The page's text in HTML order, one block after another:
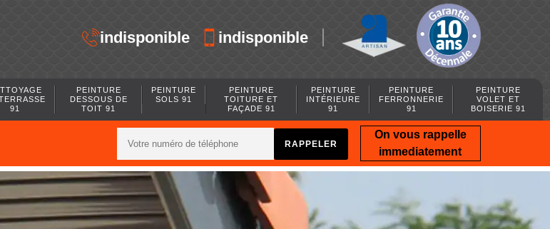
indisponible indisponible
91
PEINTURE
DESSOUS DE
TOIT 91
PEINTURE
SOLS 91
PEINTURE
TOITURE ET
FAÇADE 91
PEINTURE
INTÉRIEURE
91
PEINTURE
FERRONNERIE
91
PEINTURE
VOLET ET
BOISERIE 91
On vous rappelle
immediatement